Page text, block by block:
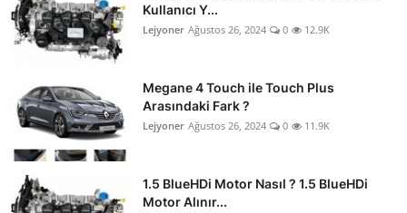
Kullanıcı Y...
Lejyoner Ağustos 26, 2024 0 12.9K
Megane 4 Touch ile Touch Plus
Arasındaki Fark ?
Lejyoner Ağustos 26, 2024 0 11.9K
1.5 BlueHDi Motor Nasıl ? 1.5 BlueHDi
Motor Alınır...